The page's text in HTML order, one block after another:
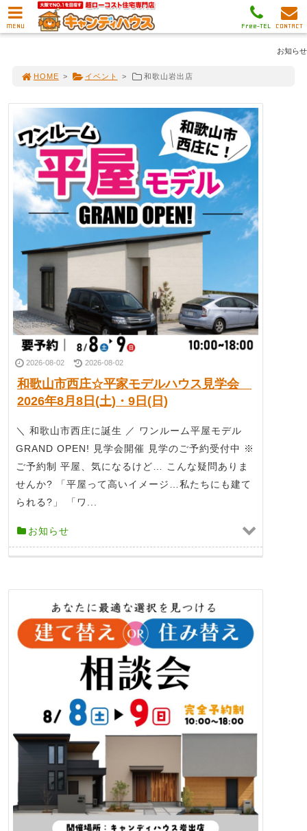
お知らせ
HOME > イベント > 和歌山岩出店
2026-08-02 2026-08-02
和歌山市西庄☆平家モデルハウス見学会
2026年8月8日(土)・9日(日)
＼ 和歌山市西庄に誕生 ／ ワンルーム平屋モデル
GRAND OPEN! 見学会開催 見学のご予約受付中 ※
ご予約制 平屋、気になるけど… こんな疑問ありま
せんか? 「平屋って高いイメージ…私たちにも建て
られる?」 「ワ...
お知らせ
MENU CONTACT
Free-TEL